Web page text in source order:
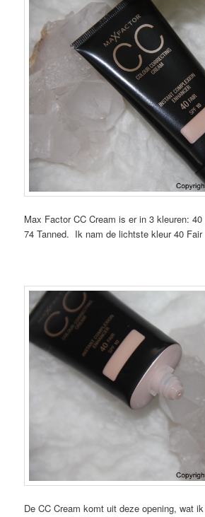
Max Factor CC Cream is er in 3 kleuren:
74 Tanned. Ik nam de lichtste kleur 40 Fair
De CC Cream komt uit deze opening, wat